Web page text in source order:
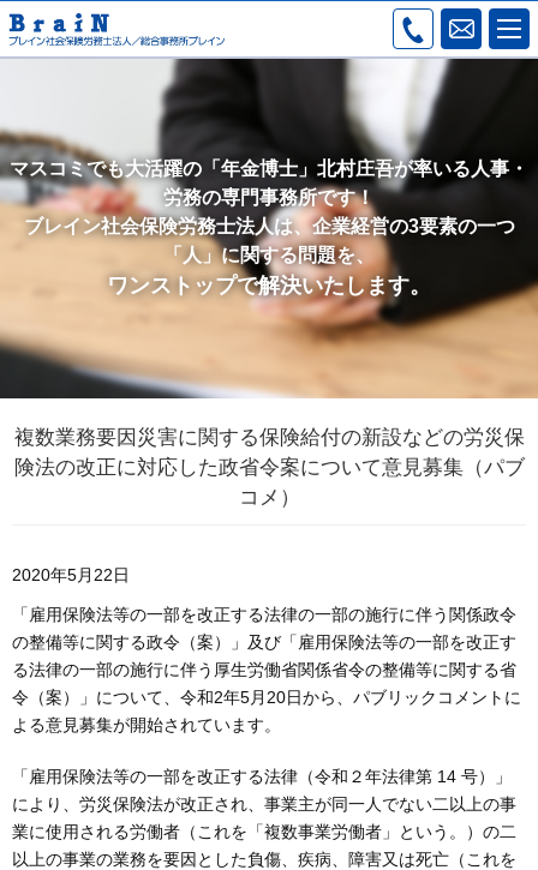
マスコミでも大活躍の「年金博士」北村庄吾が率いる人事・
労務の専門事務所です！
ブレイン社会保険労務士法人は、企業経営の3要素の一つ
「人」に関する問題を、
ワンストップで解決いたします。
複数業務要因災害に関する保険給付の新設などの労災保
険法の改正に対応した政省令案について意見募集（パブ
コメ）
2020年5月22日
「雇用保険法等の一部を改正する法律の一部の施行に伴う関係政令
の整備等に関する政令（案）」及び「雇用保険法等の一部を改正す
る法律の一部の施行に伴う厚生労働省関係省令の整備等に関する省
令（案）」について、令和2年5月20日から、パブリックコメントに
よる意見募集が開始されています。
「雇用保険法等の一部を改正する法律（令和２年法律第 14 号）」
により、労災保険法が改正され、事業主が同一人でない二以上の事
業に使用される労働者（これを「複数事業労働者」という。）の二
以上の事業の業務を要因とした負傷、疾病、障害又は死亡（これを